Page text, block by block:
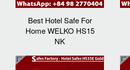
Best Hotel Safe For
Home WELKO HS15
NK